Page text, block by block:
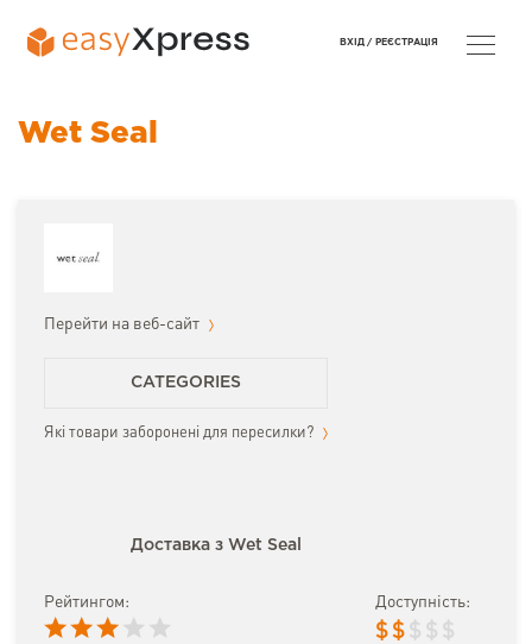
Wet Seal
Перейти на веб-сайт
CATEGORIES
Які товари заборонені для пересилки?
Доставка з Wet Seal
Рейтингом: Доступність:
$ $ $ $ $
ВХІД / РЕЄСТРАЦІЯ